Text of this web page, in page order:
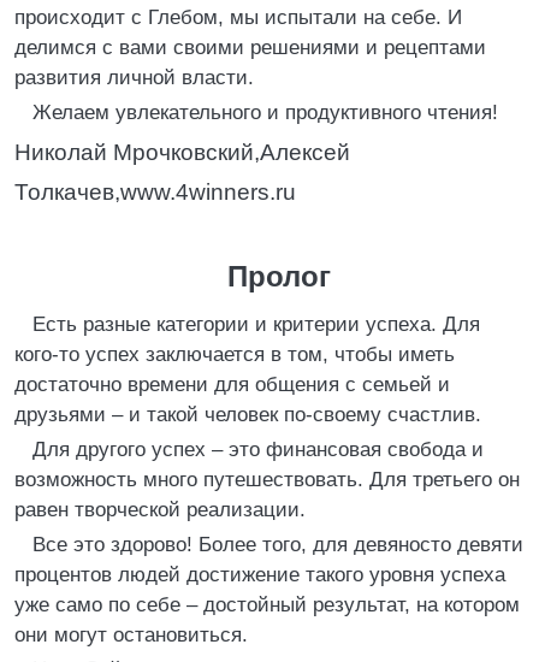
происходит с Глебом, мы испытали на себе. И
делимся с вами своими решениями и рецептами
развития личной власти.
Желаем увлекательного и продуктивного чтения!
Николай Мрочковский,Алексей
Толкачев,www.4winners.ru
Пролог
Есть разные категории и критерии успеха. Для
кого-то успех заключается в том, чтобы иметь
достаточно времени для общения с семьей и
друзьями – и такой человек по-своему счастлив.
Для другого успех – это финансовая свобода и
возможность много путешествовать. Для третьего он
равен творческой реализации.
Все это здорово! Более того, для девяносто девяти
процентов людей достижение такого уровня успеха
уже само по себе – достойный результат, на котором
они могут остановиться.